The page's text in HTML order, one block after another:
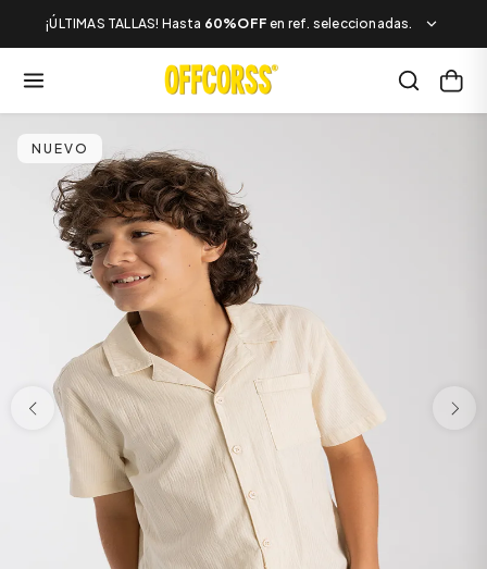
¡ÚLTIMAS TALLAS! Hasta 60%OFF en ref. seleccionadas.
NUEVO